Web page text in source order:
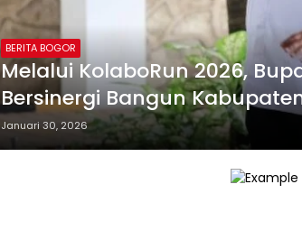
BERITA BOGOR
Melalui KolaboRun 2026,
Bersinergi Bangun
Januari 30, 2026